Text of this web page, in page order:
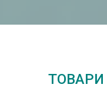
ТОВАРИ